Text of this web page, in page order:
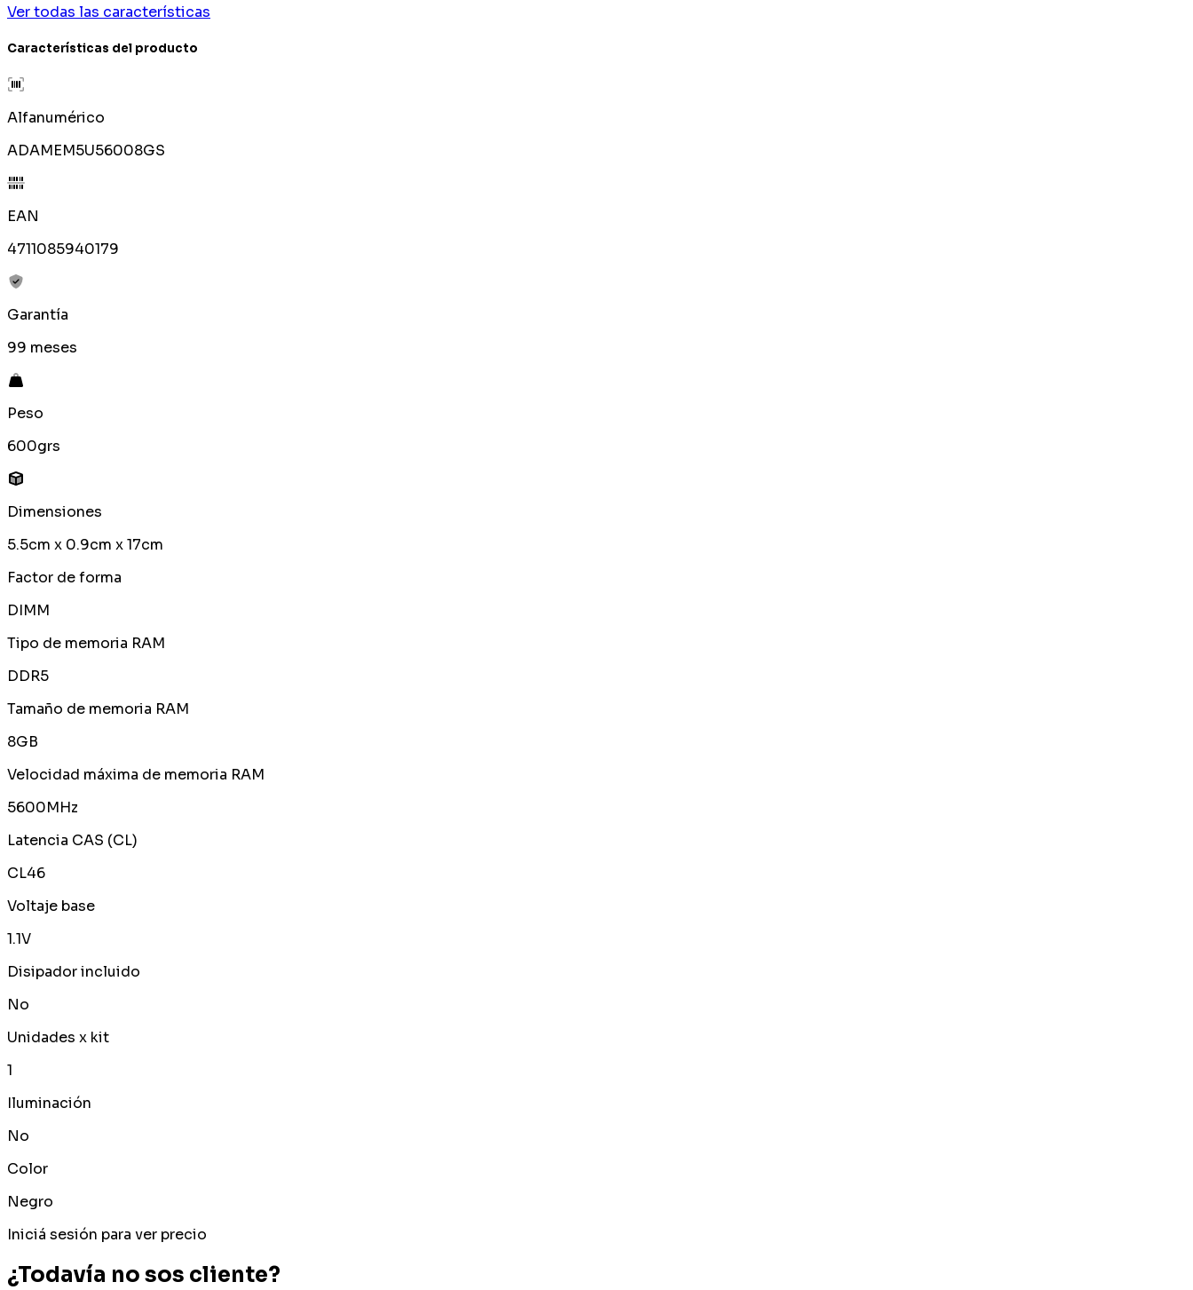
Ver todas las características
Características del producto
Alfanumérico
ADAMEM5U56008GS
EAN
4711085940179
Garantía
99 meses
Peso
600grs
Dimensiones
5.5cm x 0.9cm x 17cm
Factor de forma
DIMM
Tipo de memoria RAM
DDR5
Tamaño de memoria RAM
8GB
Velocidad máxima de memoria RAM
5600MHz
Latencia CAS (CL)
CL46
Voltaje base
1.1V
Disipador incluido
No
Unidades x kit
1
Iluminación
No
Color
Negro
Iniciá sesión para ver precio
¿Todavía no sos cliente?